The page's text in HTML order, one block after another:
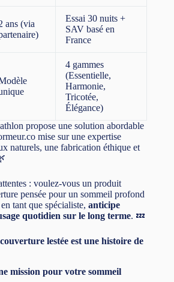
ans (via
Essai 30 nuits +
SAV basé en
France
4 gammes
(Essentielle,
Harmonie,
Tricotée,
Élégance)
propose une solution abordable
mise sur une expertise
naturels, une fabrication éthique et
: voulez-vous un produit
pensée pour un sommeil profond
tant que spécialiste, anticipe
quotidien sur le long terme. 💤
lestée est une histoire de
mission pour votre sommeil